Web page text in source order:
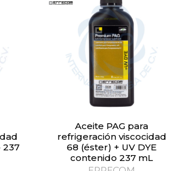
Aceite PAG para
refrigeración viscocidad
68 (éster) + UV DYE
contenido 237 mL